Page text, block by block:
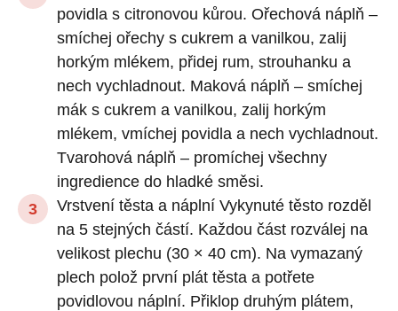
povidla s citronovou kůrou. Ořechová náplň –
smíchej ořechy s cukrem a vanilkou, zalij
horkým mlékem, přidej rum, strouhanku a
nech vychladnout. Maková náplň – smíchej
mák s cukrem a vanilkou, zalij horkým
mlékem, vmíchej povidla a nech vychladnout.
Tvarohová náplň – promíchej všechny
ingredience do hladké směsi.
Vrstvení těsta a náplní Vykynuté těsto rozděl
na 5 stejných částí. Každou část rozválej na
velikost plechu (30 × 40 cm). Na vymazaný
plech polož první plát těsta a potřete
povidlovou náplní. Přiklop druhým plátem,